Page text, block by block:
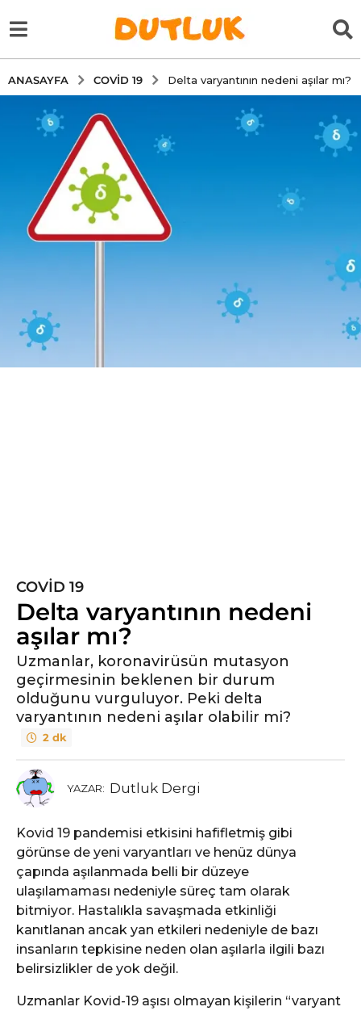
ANASAYFA COVID 19 Delta varyantının nedeni aşılar mı?
ı
ö
n
c
e
COVID 19
Delta varyantının nedeni
aşılar mı?
Uzmanlar, koronavirüsün mutasyon
geçirmesinin beklenen bir durum
olduğunu vurguluyor. Peki delta
varyantının nedeni aşılar olabilir mi?
2 dk
YAZAR: Dutluk Dergi
Kovid 19 pandemisi etkisini hafifletmiş gibi
görünse de yeni varyantları ve henüz dünya
çapında aşılanmada belli bir düzeye
ulaşılamaması nedeniyle süreç tam olarak
bitmiyor. Hastalıkla savaşmada etkinliği
kanıtlanan ancak yan etkileri nedeniyle de bazı
insanların tepkisine neden olan aşılarla ilgili bazı
belirsizlikler de yok değil.
Uzmanlar Kovid-19 aşısı olmayan kişilerin “varyant